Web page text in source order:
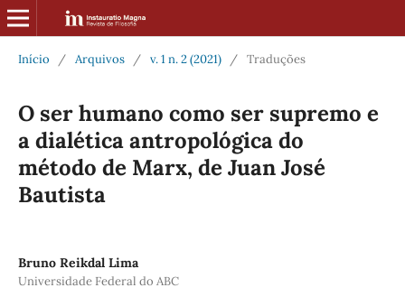
Início / Arquivos / v. 1 n. 2 (2021) / Traduções
O ser humano como ser supremo e
a dialética antropológica do
método de Marx, de Juan José
Bautista
Bruno Reikdal Lima
Universidade Federal do ABC